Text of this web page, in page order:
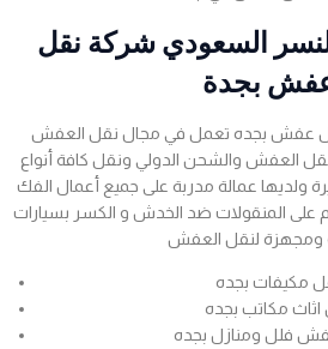
بجدة
عفش بجده تعمل في مجال نقل العفش
العفش والشحن الدولي ونقل كافة أنواع
ولديها عمالة مدربة على جميع أعمال الفك
على المنقولات ضد الخدش و الكسر بسيارات